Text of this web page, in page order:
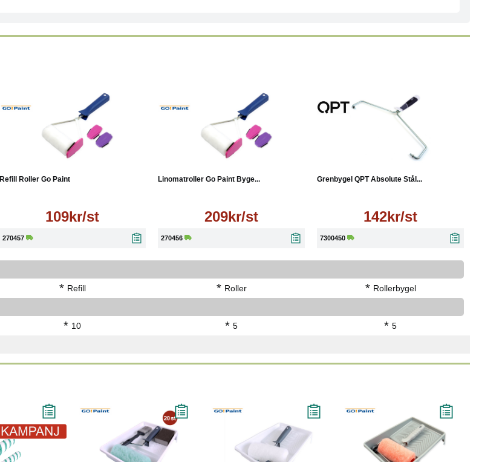
Refill Roller Go Paint
109kr/st
270457
Läs mer
Linomatroller Go Paint Byge...
209kr/st
270456
Läs mer
Grenbygel QPT Absolute Stål...
142kr/st
7300450
* Refill * Roller * Rollerbygel
* 10 * 5 * 5